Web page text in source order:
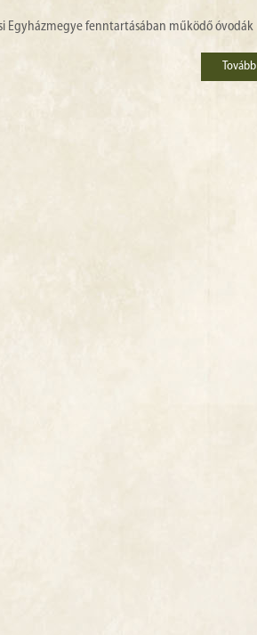
Egyházmegye fenntartásában működő óvodák
Tovább